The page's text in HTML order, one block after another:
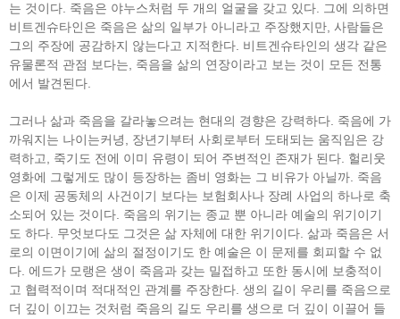
는 것이다. 죽음은 야누스처럼 두 개의 얼굴을 갖고 있다. 그에 의하면
비트겐슈타인은 죽음은 삶의 일부가 아니라고 주장했지만, 사람들은
그의 주장에 공감하지 않는다고 지적한다. 비트겐슈타인의 생각 같은
유물론적 관점 보다는, 죽음을 삶의 연장이라고 보는 것이 모든 전통
에서 발견된다.
그러나 삶과 죽음을 갈라놓으려는 현대의 경향은 강력하다. 죽음에 가
까워지는 나이는커녕, 장년기부터 사회로부터 도태되는 움직임은 강
력하고, 죽기도 전에 이미 유령이 되어 주변적인 존재가 된다. 헐리웃
영화에 그렇게도 많이 등장하는 좀비 영화는 그 비유가 아닐까. 죽음
은 이제 공동체의 사건이기 보다는 보험회사나 장례 사업의 하나로 축
소되어 있는 것이다. 죽음의 위기는 종교 뿐 아니라 예술의 위기이기
도 하다. 무엇보다도 그것은 삶 자체에 대한 위기이다. 삶과 죽음은 서
로의 이면이기에 삶의 절정이기도 한 예술은 이 문제를 회피할 수 없
다. 에드가 모랭은 생이 죽음과 갖는 밀접하고 또한 동시에 보충적이
고 협력적이며 적대적인 관계를 주장한다. 생의 길이 우리를 죽음으로
더 깊이 이끄는 것처럼 죽음의 길도 우리를 생으로 더 깊이 이끌어 들